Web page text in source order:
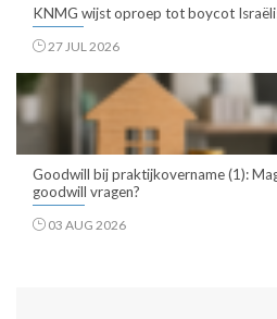
KNMG wijst oproep tot boycot
27 JUL 2026
Goodwill bij praktijkovername (1):
goodwill vragen?
03 AUG 2026